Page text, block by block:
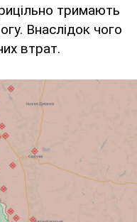
тримають
Внаслідок чого
втрат.